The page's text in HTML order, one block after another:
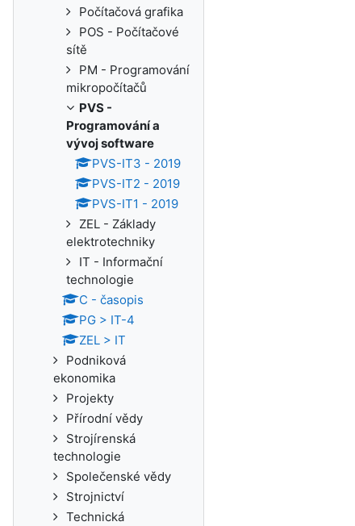
Počítačová grafika
POS - Počítačové
sítě
PM - Programování
mikropočítačů
PVS -
Programování a
vývoj software
PVS-IT3 - 2019
PVS-IT2 - 2019
PVS-IT1 - 2019
ZEL - Základy
elektrotechniky
IT - Informační
technologie
C - časopis
PG > IT-4
ZEL > IT
Podniková
ekonomika
Projekty
Přírodní vědy
Strojírenská
technologie
Společenské vědy
Strojnictví
Technická